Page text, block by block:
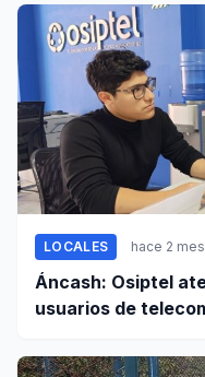
LOCALES hace 2
Áncash: Osiptel
usuarios de